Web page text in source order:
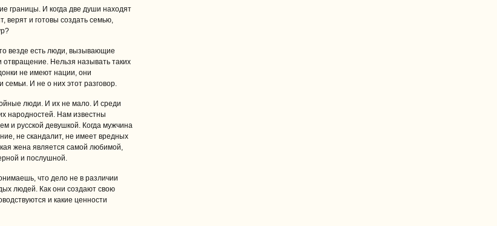
границы. И когда две души находят
верят и готовы создать семью,
везде есть люди, вызывающие
Нельзя называть таких
не имеют нации, они
семьи. И не о них этот разговор.
люди. И их не мало. И среди
народностей. Нам известны
и русской девушкой. Когда мужчина
не скандалит, не имеет вредных
жена является самой любимой,
и послушной.
что дело не в различии
людей. Как они создают свою
и какие ценности